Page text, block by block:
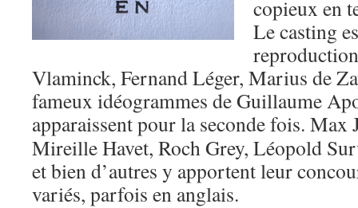
copieux en
Le casting
Vlaminck, Fernand Léger, Marius de
fameux idéogrammes de Guillaume
apparaissent pour la seconde fois. Max
Mireille Havet, Roch Grey, Léopold
et bien d’autres y apportent leur
variés, parfois en anglais.